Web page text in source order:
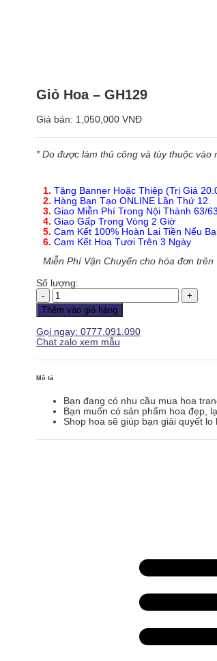
Giỏ Hoa – GH129
Giá bán: 1,050,000 VNĐ
* Do được làm thủ công và tùy thuộc
1. Tặng Banner Hoặc Thiệp (Trị Giá
2. Hàng Bạn Tạo ONLINE Lần Thứ 12.
3. Giao Miễn Phí Trong Nội Thành 63/
4. Giao Gấp Trong Vòng 2 Giờ
5. Cam Kết 100% Hoàn Lại Tiền Nếu
6. Cam Kết Hoa Tươi Trên 3 Ngày
Miễn Phí Vận Chuyển cho hóa đơn
Số lượng:
Giỏ
Hoa
-
số
lượng
Thêm vào giỏ hàng
Gọi ngay: 0777.091.090
Chat zalo xem mẫu
Mô tả
Bạn đang có nhu cầu mua hoa
Bạn muốn có sản phẩm hoa đẹp,
Shop hoa sẽ giúp bạn giải quyết